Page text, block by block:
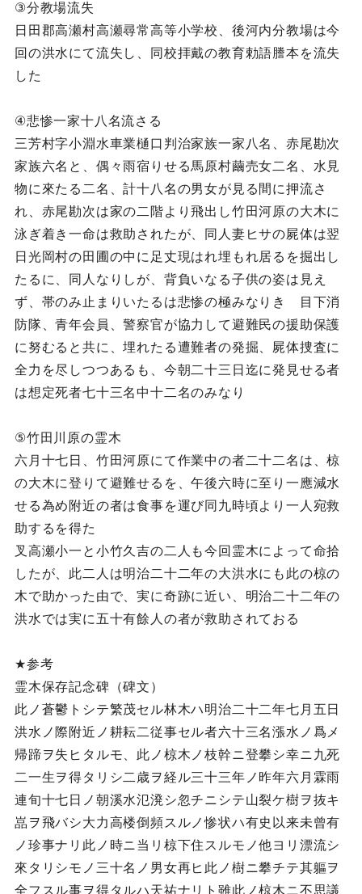
③分教場流失
日田郡高瀬村高瀬尋常高等小学校、後河内分教場は今
回の洪水にて流失し、同校拝戴の教育勅語謄本を流失
した
④悲惨一家十八名流さる
三芳村字小淵水車業樋口判治家族一家八名、赤尾勘次
家族六名と、偶々雨宿りせる馬原村繭売女二名、水見
物に來たる二名、計十八名の男女が見る間に押流さ
れ、赤尾勘次は家の二階より飛出し竹田河原の大木に
泳ぎ着き一命は救助されたが、同人妻ヒサの屍体は翌
日光岡村の田圃の中に足丈現はれ埋もれ居るを掘出し
たるに、同人なりしが、背負いなる子供の姿は見え
ず、帯のみ止まりいたるは悲惨の極みなりき 目下消
防隊、青年会員、警察官が協力して避難民の援助保護
に努むると共に、埋れたる遭難者の発掘、屍体捜査に
全力を尽しつつあるも、今朝二十三日迄に発見せる者
は想定死者七十三名中十二名のみなり
⑤竹田川原の霊木
六月十七日、竹田河原にて作業中の者二十二名は、椋
の大木に登りて避難せるを、午後六時に至り一應減水
せる為め附近の者は食事を運び同九時頃より一人宛救
助するを得た
叉高瀬小一と小竹久吉の二人も今回霊木によって命拾
したが、此二人は明治二十二年の大洪水にも此の椋の
木で助かった由で、実に奇跡に近い、明治二十二年の
洪水では実に五十有餘人の者が救助されておる
★参考
霊木保存記念碑（碑文）
此ノ蒼鬱トシテ繁茂セル林木ハ明治二十二年七月五日
洪水ノ際附近ノ耕耘二従事セル者六十三名漲水ノ爲メ
帰蹄ヲ失ヒタルモ、此ノ椋木ノ枝幹ニ登攀シ幸ニ九死
二一生ヲ得タリシ二歳ヲ経ル三十三年ノ昨年六月霖雨
連旬十七日ノ朝溪水氾溌シ忽チニシテ山裂ケ樹ヲ抜キ
嵓ヲ飛バシ大力高楼倒頻スルノ惨状ハ有史以来未曾有
ノ珍事ナリ此ノ時ニ当リ椋下住スルモノ他ヨリ漂流シ
來タリシモノ三十名ノ男女再ヒ此ノ樹ニ攀チテ其軀ヲ
全フスル事ヲ得タルハ天祐ナリト雖此ノ椋木ニ不思議